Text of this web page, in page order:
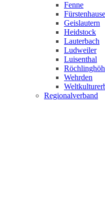
Fenne
Geislautern
Heidstock
Lauterbach
Ludweiler
Luisenthal
Wehrden
Regionalverband